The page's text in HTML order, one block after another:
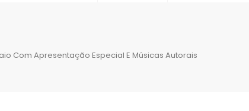
Com Apresentação Especial E Músicas Autorais